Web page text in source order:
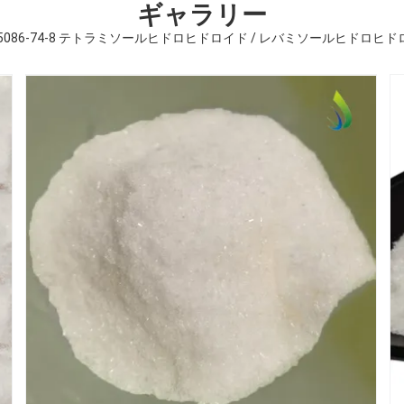
ギャラリー
74-8 テトラミソールヒドロヒドロイド / レバミソールヒドロヒド